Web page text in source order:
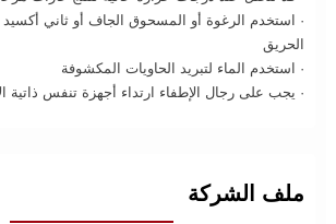
· استخدم الرغوة أو المسحوق الجاف أو ثاني أكسيد
الحريق
· استخدم الماء لتبريد الحاويات المكشوفة
· يجب على رجال الإطفاء ارتداء أجهزة تنفس ذاتية
ملف الشركة